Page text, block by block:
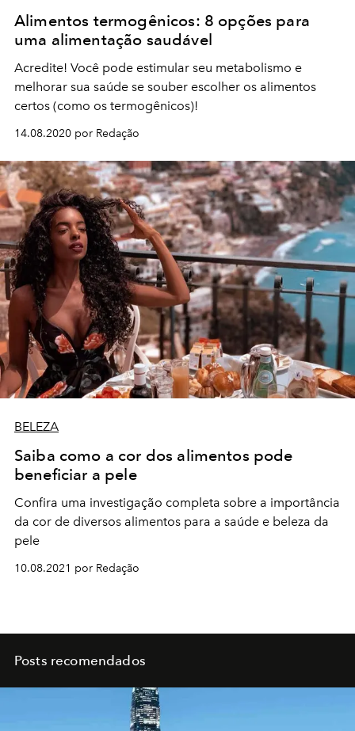
Alimentos termogênicos: 8 opções para
uma alimentação saudável
Acredite! Você pode estimular seu metabolismo e
melhorar sua saúde se souber escolher os alimentos
certos (como os termogênicos)!
14.08.2020 por Redação
BELEZA
Saiba como a cor dos alimentos pode
beneficiar a pele
Confira uma investigação completa sobre a importância
da cor de diversos alimentos para a saúde e beleza da
pele
10.08.2021 por Redação
Posts recomendados